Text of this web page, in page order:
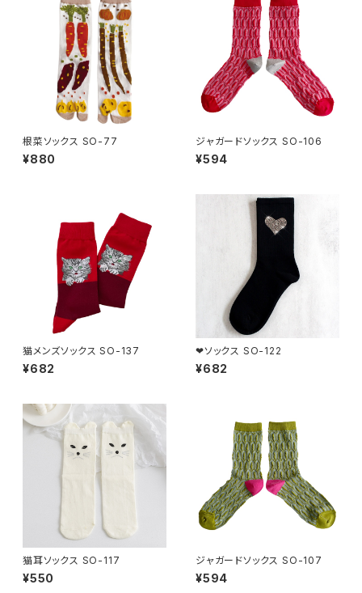
根菜ソックス SO-77
¥880
ジャガードソックス SO-106
¥594
猫メンズソックス SO-137
¥682
❤ソックス SO-122
¥682
猫耳ソックス SO-117
¥550
ジャガードソックス SO-107
¥594